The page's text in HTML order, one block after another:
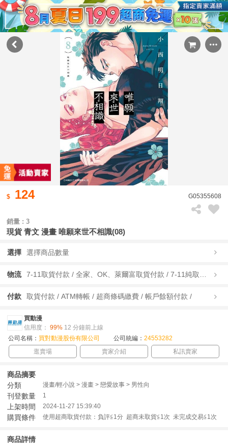
124 G05355608
銷量 : 3
現貨 青文 漫畫 唯願來世不相識(08)
選擇 選擇商品數量
物流
付款 取貨付款 / ATM轉帳 / 超商條碼繳費 / 帳戶餘額付款 /
買動漫
信用度： 99% 12 分鐘前上線
公司名稱： 買對動漫股份有限公司 公司統編： 24553282
逛賣場
賣家介紹 私訊賣家
商品摘要
分類
漫畫/輕小說 > 漫畫 > 戀愛故事 > 男性向
刊登數量 1
上架時間 2024-11-27 15:39:40
購買條件 使用超商取貨付款：負評≦1分 超商未取貨≦1次 未完成交易≦1次
商品詳情